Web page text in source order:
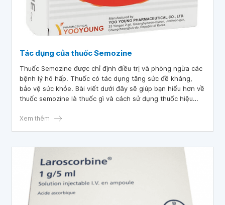
Tác dụng của thuốc Semozine
Thuốc Semozine được chỉ định điều trị và phòng ngừa các
bệnh lý hô hấp. Thuốc có tác dụng tăng sức đề kháng,
bảo vệ sức khỏe. Bài viết dưới đây sẽ giúp bạn hiểu hơn về
thuốc semozine là thuốc gì và cách sử dụng thuốc hiệu
Xem thêm